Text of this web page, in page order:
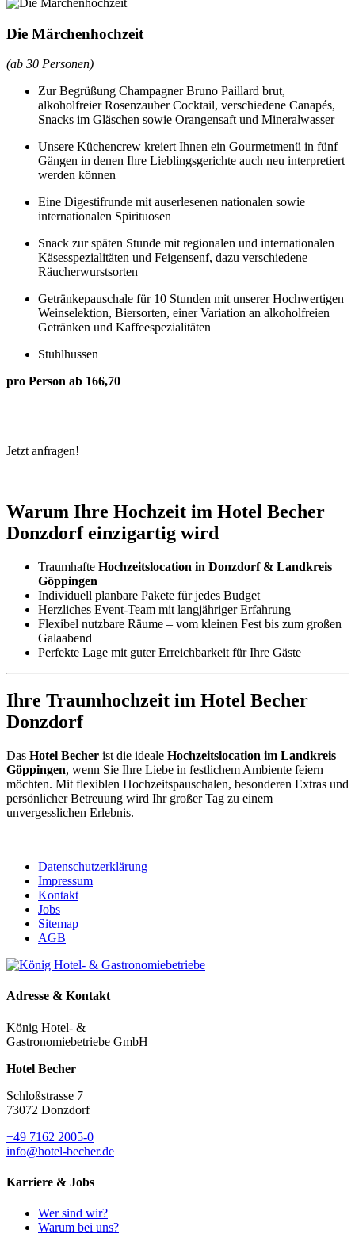
Die Märchenhochzeit
(ab 30 Personen)
Zur Begrüßung Champagner Bruno Paillard brut,
alkoholfreier Rosenzauber Cocktail, verschiedene Canapés,
Snacks im Gläschen sowie Orangensaft und Mineralwasser
Unsere Küchencrew kreiert Ihnen ein Gourmetmenü in fünf
Gängen in denen Ihre Lieblingsgerichte auch neu interpretiert
werden können
Eine Digestifrunde mit auserlesenen nationalen sowie
internationalen Spirituosen
Snack zur späten Stunde mit regionalen und internationalen
Käsesspezialitäten und Feigensenf, dazu verschiedene
Räucherwurstsorten
Getränkepauschale für 10 Stunden mit unserer Hochwertigen
Weinselektion, Biersorten, einer Variation an alkoholfreien
Getränken und Kaffeespezialitäten
Stuhlhussen
pro Person ab 166,70
Jetzt anfragen!
Warum Ihre Hochzeit im Hotel Becher
Donzdorf einzigartig wird
Traumhafte Hochzeitslocation in Donzdorf & Landkreis
Göppingen
Individuell planbare Pakete für jedes Budget
Herzliches Event-Team mit langjähriger Erfahrung
Flexibel nutzbare Räume – vom kleinen Fest bis zum großen
Galaabend
Perfekte Lage mit guter Erreichbarkeit für Ihre Gäste
Ihre Traumhochzeit im Hotel Becher
Donzdorf
Das Hotel Becher ist die ideale Hochzeitslocation im Landkreis
Göppingen, wenn Sie Ihre Liebe in festlichem Ambiente feiern
möchten. Mit flexiblen Hochzeitspauschalen, besonderen Extras und
persönlicher Betreuung wird Ihr großer Tag zu einem
unvergesslichen Erlebnis.
Datenschutzerklärung
Impressum
Kontakt
Jobs
Sitemap
AGB
Adresse & Kontakt
König Hotel- &
Gastronomiebetriebe GmbH
Hotel Becher
Schloßstrasse 7
73072 Donzdorf
+49 7162 2005-0
info@hotel-becher.de
Karriere & Jobs
Wer sind wir?
Warum bei uns?